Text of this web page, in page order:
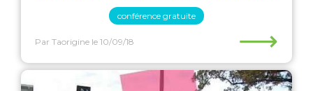
conférence gratuite
Par Taorigine le 10/09/18 ⟶